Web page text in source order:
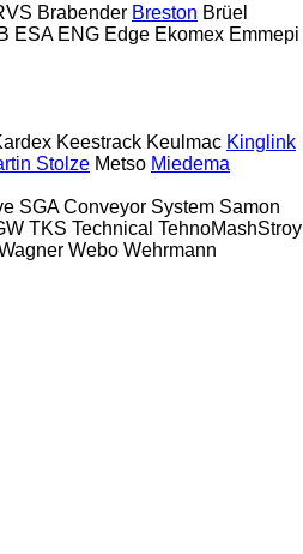
Brabender Breston Brüel
ESA ENG Edge Ekomex Emmepi
Keestrack Keulmac Kinglink
Stolze Metso Miedema
SGA Conveyor System Samon
TKS Technical TehnoMashStroy
Webo Wehrmann